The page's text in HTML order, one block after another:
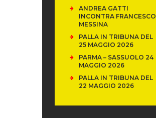
ANDREA GATTI
INCONTRA FRANCESCO
MESSINA
PALLA IN TRIBUNA DEL
25 MAGGIO 2026
PARMA – SASSUOLO 24
MAGGIO 2026
PALLA IN TRIBUNA DEL
22 MAGGIO 2026